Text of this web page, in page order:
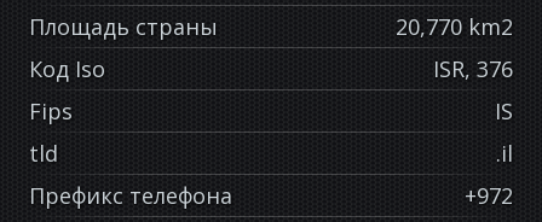
Площадь страны
20,770 km2
Код Iso
ISR, 376
Fips
IS
tld
.il
Префикс телефона
+972